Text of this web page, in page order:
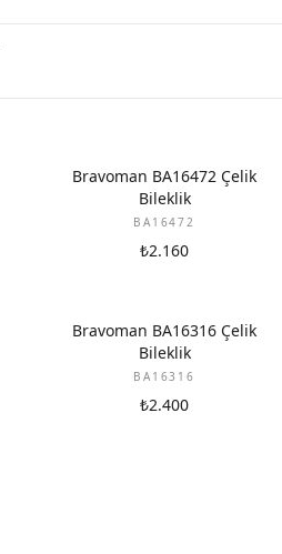
Bravoman BA16472 Çelik
Bileklik
BA16472
₺2.160
Bravoman BA16316 Çelik
Bileklik
BA16316
₺2.400